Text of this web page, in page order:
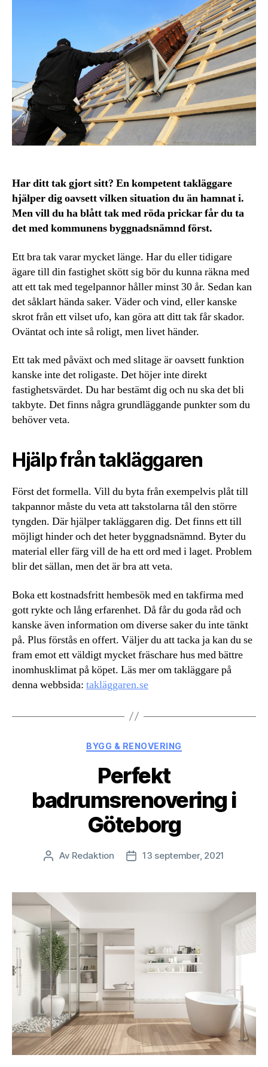
Har ditt tak gjort sitt? En kompetent takläggare
hjälper dig oavsett vilken situation du än hamnat i.
Men vill du ha blått tak med röda prickar får du ta
det med kommunens byggnadsnämnd först.
Ett bra tak varar mycket länge. Har du eller tidigare
ägare till din fastighet skött sig bör du kunna räkna med
att ett tak med tegelpannor håller minst 30 år. Sedan kan
det såklart hända saker. Väder och vind, eller kanske
skrot från ett vilset ufo, kan göra att ditt tak får skador.
Oväntat och inte så roligt, men livet händer.
Ett tak med påväxt och med slitage är oavsett funktion
kanske inte det roligaste. Det höjer inte direkt
fastighetsvärdet. Du har bestämt dig och nu ska det bli
takbyte. Det finns några grundläggande punkter som du
behöver veta.
Hjälp från takläggaren
Först det formella. Vill du byta från exempelvis plåt till
takpannor måste du veta att takstolarna tål den större
tyngden. Där hjälper takläggaren dig. Det finns ett till
möjligt hinder och det heter byggnadsnämnd. Byter du
material eller färg vill de ha ett ord med i laget. Problem
blir det sällan, men det är bra att veta.
Boka ett kostnadsfritt hembesök med en takfirma med
gott rykte och lång erfarenhet. Då får du goda råd och
kanske även information om diverse saker du inte tänkt
på. Plus förstås en offert. Väljer du att tacka ja kan du se
fram emot ett väldigt mycket fräschare hus med bättre
inomhusklimat på köpet. Läs mer om takläggare på
denna webbsida: takläggaren.se
Kategorier
BYGG & RENOVERING
Perfekt
badrumsrenovering i
Göteborg
Inläggsförfattare
Av Redaktion Inläggsdatum
13 september, 2021